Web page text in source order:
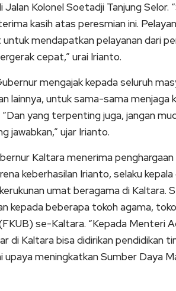
Kolonel Soetadji Tanjung Selor.
kasih atas peresmian ini.
mendapatkan pelayanan dari
cepat,” urai Irianto.
mengajak kepada seluruh
lainnya, untuk sama-sama menjaga
yang terpenting juga, jangan
jawabkan,” ujar Irianto.
Kaltara menerima
keberhasilan Irianto, selaku
umat beragama di Kaltara.
kepada beberapa tokoh agama,
se-Kaltara. “Kepada Menteri
di Kaltara bisa didirikan pendidikan
upaya meningkatkan Sumber Daya